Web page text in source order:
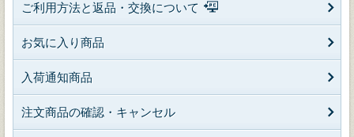
ご利用方法と返品・交換について
お気に入り商品
入荷通知商品
注文商品の確認・キャンセル